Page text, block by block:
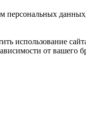
персональных
использование
от вашего